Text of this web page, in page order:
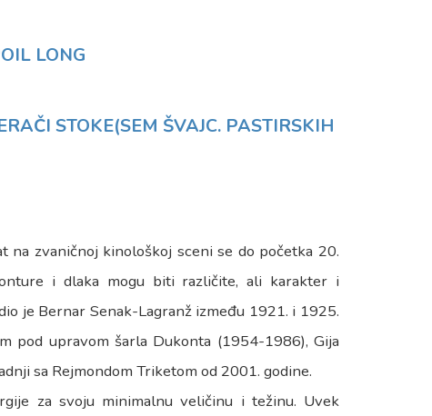
LONG
STOKE(SEM ŠVAJC. PASTIRSKIH
zvaničnoj kinološkoj sceni se do početka 20.
i dlaka mogu biti različite, ali karakter i
je Bernar Senak-Lagranž između 1921. i 1925.
pod upravom šarla Dukonta (1954-1986), Gija
sa Rejmondom Triketom od 2001. godine.
za svoju minimalnu veličinu i težinu. Uvek